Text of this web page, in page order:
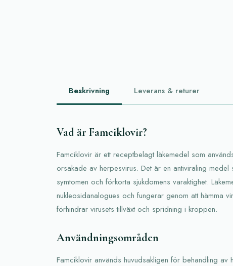
Beskrivning Leverans & returer
Vad är Famciklovir?
Famciklovir är ett receptbelagt läkemedel som
orsakade av herpesvirus. Det är en antiviraling medel
symtomen och förkorta sjukdomens varaktighet.
nukleosidanalogues och fungerar genom att hämma
förhindrar virusets tillväxt och spridning i kroppen.
Användningsområden
Famciklovir används huvudsakligen för behandling av